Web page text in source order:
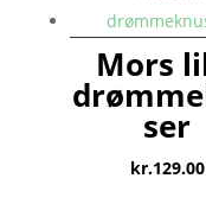
Mors
ser
kr.129.00